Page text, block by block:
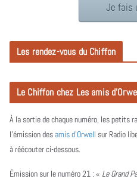
Je fais
Les rendez-vous du Chiffon
Le Chiffon chez Les amis
À la sortie de chaque numéro, les petits
l’émission des amis d’Orwell sur Radio
à réécouter ci-dessous.
Émission sur le numéro 21 : « Le Grand